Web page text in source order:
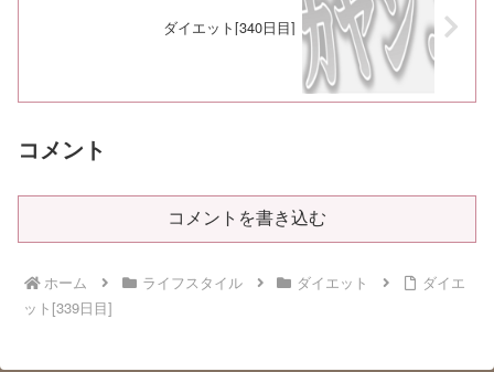
ダイエット[340日目]
コメント
コメントを書き込む
ホーム ライフスタイル ダイエット
ダイエ
ット[339日目]